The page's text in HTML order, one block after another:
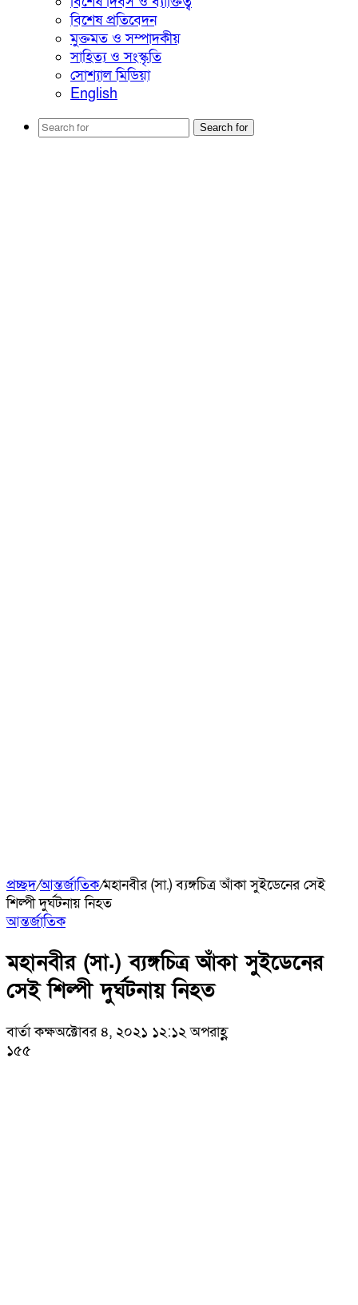
বিশেষ প্রতিবেদন
মুক্তমত ও সম্পাদকীয়
সাহিত্য ও সংস্কৃতি
সোশ্যাল মিডিয়া
English
Search for
প্রচ্ছদ/আন্তর্জাতিক/মহানবীর (সা.) ব্যঙ্গচিত্র আঁকা সুইডেনের সেই
শিল্পী দুর্ঘটনায় নিহত
আন্তর্জাতিক
মহানবীর (সা.) ব্যঙ্গচিত্র আঁকা সুইডেনের
সেই শিল্পী দুর্ঘটনায় নিহত
বার্তা কক্ষঅক্টোবর ৪, ২০২১ ১২:১২ অপরাহ্ণ
১৫৫